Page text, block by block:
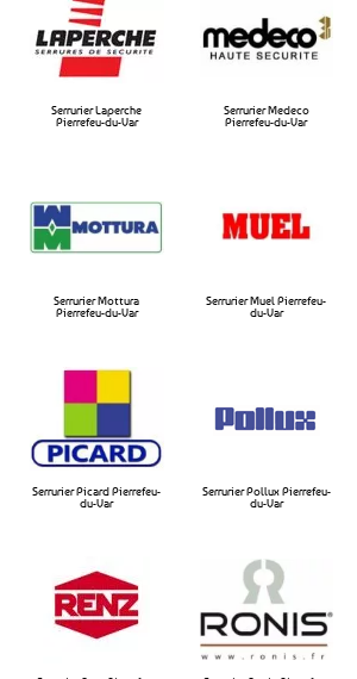
Serrurier Laperche
Pierrefeu-du-Var​
Serrurier Medeco
Pierrefeu-du-Var​
Serrurier Mottura
Pierrefeu-du-Var​
Serrurier Muel Pierrefeu-
du-Var​
Serrurier Picard Pierrefeu-
du-Var
Serrurier Pollux Pierrefeu-
du-Var​